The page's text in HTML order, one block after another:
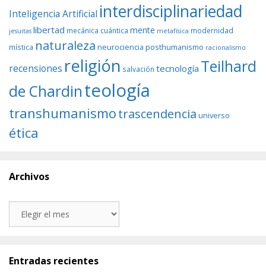
Inteligencia Artificial interdisciplinariedad
jesuitas libertad mecánica cuántica mente metafísica modernidad
mística naturaleza neurociencia posthumanismo racionalismo
recensiones religión salvación tecnología Teilhard
de Chardinteología
transhumanismotrascendencia universo
ética
Archivos
Entradas recientes